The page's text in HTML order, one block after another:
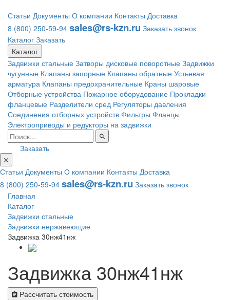
Статьи Документы О компании Контакты Доставка
8 (800) 250-59-94 sales@rs-kzn.ru Заказать звонок
Каталог Заказать
Каталог
Задвижки стальные Затворы дисковые поворотные Задвижки
чугунные Клапаны запорные Клапаны обратные Устьевая
арматура Клапаны предохранительные Краны шаровые
Отборные устройства Пожарное оборудование Прокладки
фланцевые Разделители сред Регуляторы давления
Соединения отборных устройств Фильтры Фланцы
Электроприводы и редукторы на задвижки
Заказать
Статьи Документы О компании Контакты Доставка
8 (800) 250-59-94 sales@rs-kzn.ru Заказать звонок
Главная
Каталог
Задвижки стальные
Задвижки нержавеющие
Задвижка 30нж41нж
Задвижка 30нж41нж
Рассчитать стоимость